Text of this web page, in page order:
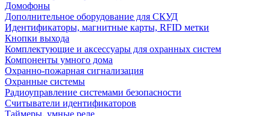
Домофоны
Дополнительное оборудование для СКУД
Идентификаторы, магнитные карты, RFID метки
Кнопки выхода
Комплектующие и аксессуары для охранных систем
Компоненты умного дома
Охранно-пожарная сигнализация
Охранные системы
Радиоуправление системами безопасности
Считыватели идентификаторов
Таймеры, умные реле